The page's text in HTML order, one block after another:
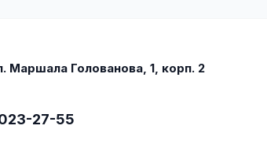
Маршала Голованова, 1, корп. 2
27-55